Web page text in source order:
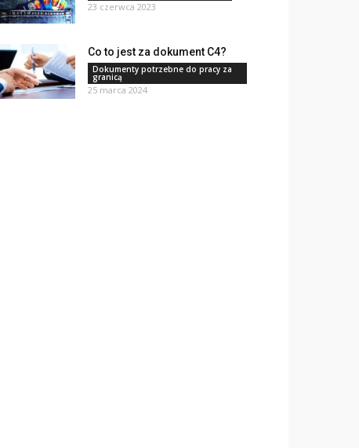
23 czerwca 2023
Co to jest za dokument C4?
Dokumenty potrzebne do pracy za
granicą
25 marca 2024